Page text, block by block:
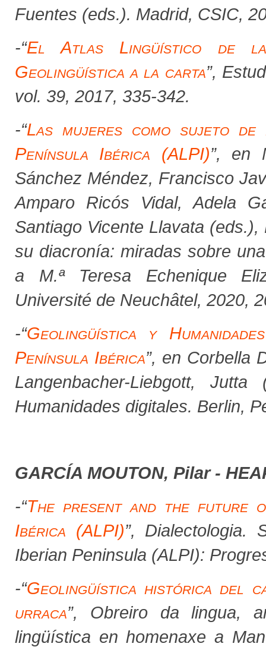
Fuentes (eds.). Madrid, CSIC,
-“El Atlas Lingüístico de
Geolingüística a la carta”,
vol. 39, 2017, 335-342.
-“Las mujeres como sujeto
Península Ibérica (ALPI)”, en
Sánchez Méndez, Francisco
Amparo Ricós Vidal, Adela
Santiago Vicente Llavata
su diacronía: miradas sobre
a M.ª Teresa Echenique
Université de Neuchâtel, 2020,
-“Geolingüística y
Península Ibérica”, en Corbella
Langenbacher-Liebgott,
Humanidades digitales. Berlin,
GARCÍA MOUTON, Pilar -
-“The present and the future
Ibérica (ALPI)”, Dialectologia.
Iberian Peninsula (ALPI):
-“Geolingüística histórica del
urraca”, Obreiro da lingua,
lingüística en homenaxe a